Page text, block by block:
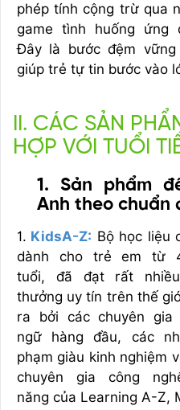
phép tính cộng trừ qua
game tình huống ứng
Đây là bước đệm vững
giúp trẻ tự tin bước vào
II. CÁC SẢN
HỢP VỚI TUỔI
1. Sản phẩm
Anh theo chuẩn
1. KidsA-Z: Bộ học liệu
dành cho trẻ em từ
tuổi, đã đạt rất
thưởng uy tín trên thế
ra bởi các chuyên gia
ngữ hàng đầu, các
phạm giàu kinh nghiệm
chuyên gia công
năng của Learning A-Z,